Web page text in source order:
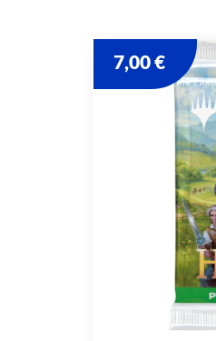
7,00€